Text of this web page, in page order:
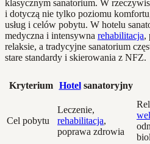
klasycznym sanatorium. W
i dotyczą nie tylko poziomu
usług i celów pobytu. W hotelu
medyczna i intensywna rehabilitacja,
relaksie, a tradycyjne sanatorium
stare standardy i skierowania z NFZ.
Kryterium Hotelsanatoryjny
Cel pobytu
Leczenie,
rehabilitacja,
poprawa zdrowia